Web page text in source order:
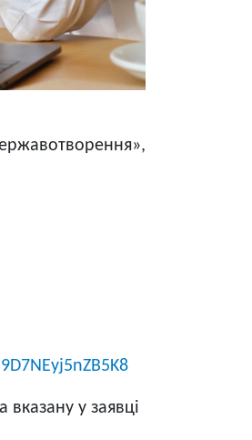
у заявці